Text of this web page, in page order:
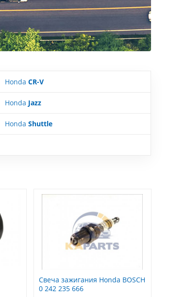
Honda CR-V
Honda Jazz
Honda Shuttle
Свеча зажигания Honda BOSCH
0 242 235 666